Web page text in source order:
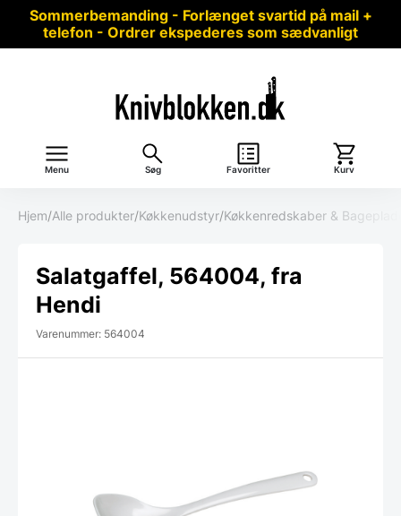
Sommerbemanding - Forlænget svartid på mail +
telefon - Ordrer ekspederes som sædvanligt
Menu Søg Favoritter Kurv
Hjem/Alle produkter/Køkkenudstyr/Køkkenredskaber &
Salatgaffel, 564004, fra
Hendi
Varenummer: 564004